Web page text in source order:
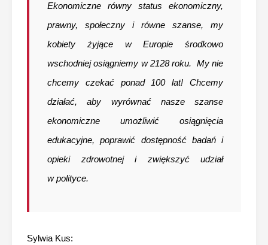
Ekonomiczne równy status ekonomiczny,
prawny, społeczny i równe szanse, my
kobiety żyjące w Europie środkowo
wschodniej osiągniemy w 2128 roku. My nie
chcemy czekać ponad 100 lat! Chcemy
działać, aby wyrównać nasze szanse
ekonomiczne umożliwić osiągnięcia
edukacyjne, poprawić dostępność badań i
opieki zdrowotnej i zwiększyć udział
w polityce.
Sylwia Kus: